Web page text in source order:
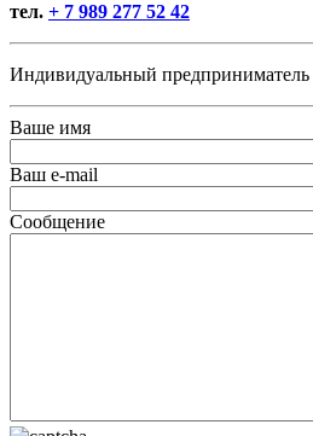
тел. + 7 989 277 52 42
Индивидуальный
Ваше имя
Ваш e-mail
Сообщение